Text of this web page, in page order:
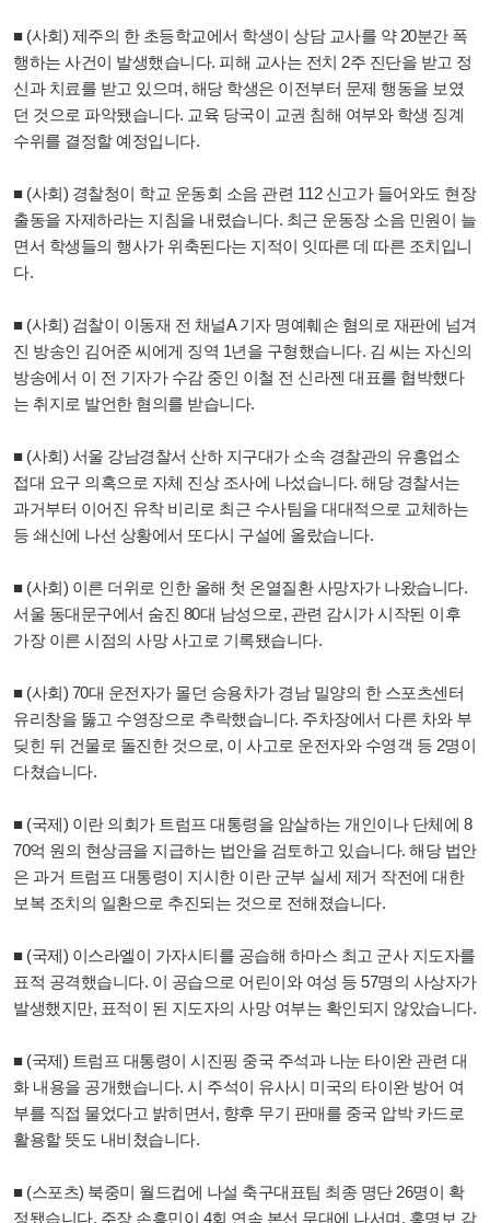
■ (사회) 제주의 한 초등학교에서 학생이 상담 교사를 약 20분간 폭
행하는 사건이 발생했습니다. 피해 교사는 전치 2주 진단을 받고 정
신과 치료를 받고 있으며, 해당 학생은 이전부터 문제 행동을 보였
던 것으로 파악됐습니다. 교육 당국이 교권 침해 여부와 학생 징계
수위를 결정할 예정입니다.
■ (사회) 경찰청이 학교 운동회 소음 관련 112 신고가 들어와도 현장
출동을 자제하라는 지침을 내렸습니다. 최근 운동장 소음 민원이 늘
면서 학생들의 행사가 위축된다는 지적이 잇따른 데 따른 조치입니
다.
■ (사회) 검찰이 이동재 전 채널A 기자 명예훼손 혐의로 재판에 넘겨
진 방송인 김어준 씨에게 징역 1년을 구형했습니다. 김 씨는 자신의
방송에서 이 전 기자가 수감 중인 이철 전 신라젠 대표를 협박했다
는 취지로 발언한 혐의를 받습니다.
■ (사회) 서울 강남경찰서 산하 지구대가 소속 경찰관의 유흥업소
접대 요구 의혹으로 자체 진상 조사에 나섰습니다. 해당 경찰서는
과거부터 이어진 유착 비리로 최근 수사팀을 대대적으로 교체하는
등 쇄신에 나선 상황에서 또다시 구설에 올랐습니다.
■ (사회) 이른 더위로 인한 올해 첫 온열질환 사망자가 나왔습니다.
서울 동대문구에서 숨진 80대 남성으로, 관련 감시가 시작된 이후
가장 이른 시점의 사망 사고로 기록됐습니다.
■ (사회) 70대 운전자가 몰던 승용차가 경남 밀양의 한 스포츠센터
유리창을 뚫고 수영장으로 추락했습니다. 주차장에서 다른 차와 부
딪힌 뒤 건물로 돌진한 것으로, 이 사고로 운전자와 수영객 등 2명이
다쳤습니다.
■ (국제) 이란 의회가 트럼프 대통령을 암살하는 개인이나 단체에 8
70억 원의 현상금을 지급하는 법안을 검토하고 있습니다. 해당 법안
은 과거 트럼프 대통령이 지시한 이란 군부 실세 제거 작전에 대한
보복 조치의 일환으로 추진되는 것으로 전해졌습니다.
■ (국제) 이스라엘이 가자시티를 공습해 하마스 최고 군사 지도자를
표적 공격했습니다. 이 공습으로 어린이와 여성 등 57명의 사상자가
발생했지만, 표적이 된 지도자의 사망 여부는 확인되지 않았습니다.
■ (국제) 트럼프 대통령이 시진핑 중국 주석과 나눈 타이완 관련 대
화 내용을 공개했습니다. 시 주석이 유사시 미국의 타이완 방어 여
부를 직접 물었다고 밝히면서, 향후 무기 판매를 중국 압박 카드로
활용할 뜻도 내비쳤습니다.
■ (스포츠) 북중미 월드컵에 나설 축구대표팀 최종 명단 26명이 확
정됐습니다. 주장 손흥민이 4회 연속 본선 무대에 나서며, 홍명보 감